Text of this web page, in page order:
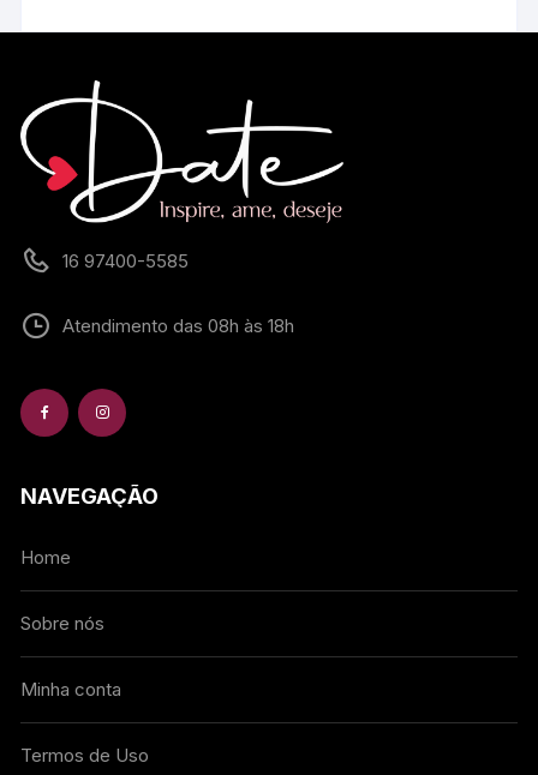
16 97400-5585
Atendimento das 08h às 18h
NAVEGAÇÃO
Home
Sobre nós
Minha conta
Termos de Uso